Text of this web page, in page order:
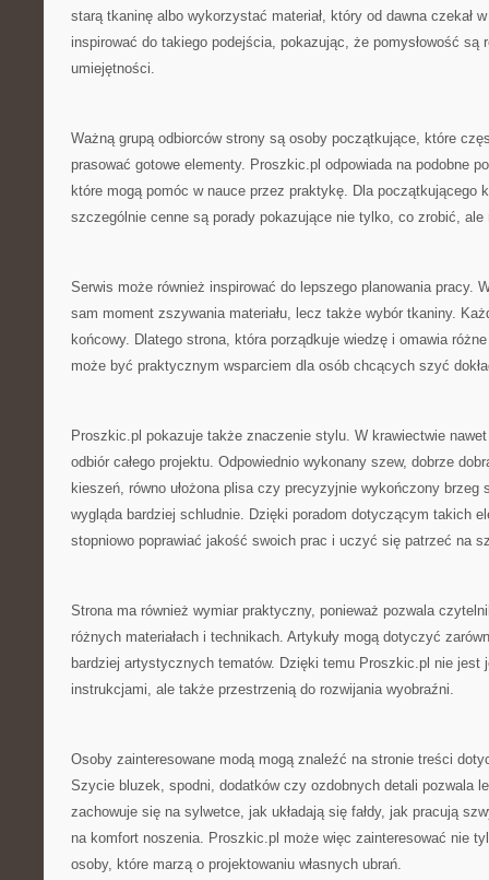
starą tkaninę albo wykorzystać materiał, który od dawna czekał
inspirować do takiego podejścia, pokazując, że pomysłowość są
umiejętności.
Ważną grupą odbiorców strony są osoby początkujące, które
prasować gotowe elementy. Proszkic.pl odpowiada na podobne
które mogą pomóc w nauce przez praktykę. Dla początkującego
szczególnie cenne są porady pokazujące nie tylko, co zrobić, ale
Serwis może również inspirować do lepszego planowania pracy.
sam moment zszywania materiału, lecz także wybór tkaniny.
końcowy. Dlatego strona, która porządkuje wiedzę i omawia
może być praktycznym wsparciem dla osób chcących szyć
Proszkic.pl pokazuje także znaczenie stylu. W krawiectwie
odbiór całego projektu. Odpowiednio wykonany szew, dobrze
kieszeń, równo ułożona plisa czy precyzyjnie wykończony brzeg
wygląda bardziej schludnie. Dzięki poradom dotyczącym takich
stopniowo poprawiać jakość swoich prac i uczyć się patrzeć na
Strona ma również wymiar praktyczny, ponieważ pozwala
różnych materiałach i technikach. Artykuły mogą dotyczyć
bardziej artystycznych tematów. Dzięki temu Proszkic.pl nie jest
instrukcjami, ale także przestrzenią do rozwijania wyobraźni.
Osoby zainteresowane modą mogą znaleźć na stronie treści
Szycie bluzek, spodni, dodatków czy ozdobnych detali pozwala
zachowuje się na sylwetce, jak układają się fałdy, jak pracują
na komfort noszenia. Proszkic.pl może więc zainteresować nie
osoby, które marzą o projektowaniu własnych ubrań.